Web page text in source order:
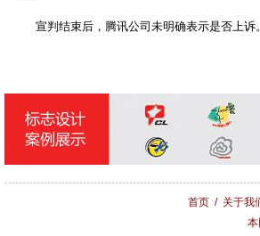
宣判结束后，腾讯公司未明确表示是否上诉
首页/ 关于我